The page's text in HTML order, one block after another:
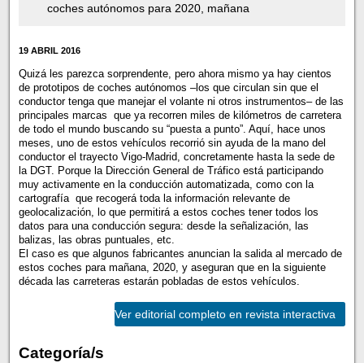
coches autónomos para 2020, mañana
19 ABRIL 2016
Quizá les parezca sorprendente, pero ahora mismo ya hay cientos
de prototipos de coches autónomos –los que circulan sin que el
conductor tenga que manejar el volante ni otros instrumentos– de las
principales marcas que ya recorren miles de kilómetros de carretera
de todo el mundo buscando su “puesta a punto”. Aquí, hace unos
meses, uno de estos vehículos recorrió sin ayuda de la mano del
conductor el trayecto Vigo-Madrid, concretamente hasta la sede de
la DGT. Porque la Dirección General de Tráfico está participando
muy activamente en la conducción automatizada, como con la
cartografía que recogerá toda la información relevante de
geolocalización, lo que permitirá a estos coches tener todos los
datos para una conducción segura: desde la señalización, las
balizas, las obras puntuales, etc.
El caso es que algunos fabricantes anuncian la salida al mercado de
estos coches para mañana, 2020, y aseguran que en la siguiente
década las carreteras estarán pobladas de estos vehículos.
Ver editorial completo en revista interactiva
Categoría/s